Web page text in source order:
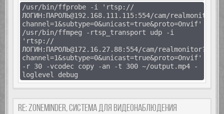
/usr/bin/ffprobe -i 'rtsp://
ЛОГИН:ПАРОЛЬ@192.168.111.115:554/cam/realmonitor?
channel=1&subtype=0&unicast=true&proto=Onvif'
/usr/bin/ffmpeg -rtsp_transport udp -i
'rtsp://
ЛОГИН:ПАРОЛЬ@172.16.27.88:554/cam/realmonitor?
channel=1&subtype=0&unicast=true&proto=Onvif'
-r 30 -vcodec copy -an -t 300 ~/output.mp4 -
loglevel debug
Re: Zoneminder, система для видеонаблюдения